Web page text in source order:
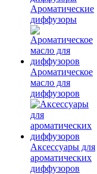
Ароматические
диффузоры
Ароматическое
масло для
диффузоров
Аксессуары для
ароматических
диффузоров